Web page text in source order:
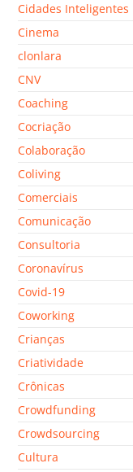
Cidades Inteligentes
Cinema
clonlara
CNV
Coaching
Cocriação
Colaboração
Coliving
Comerciais
Comunicação
Consultoria
Coronavírus
Covid-19
Coworking
Crianças
Criatividade
Crônicas
Crowdfunding
Crowdsourcing
Cultura